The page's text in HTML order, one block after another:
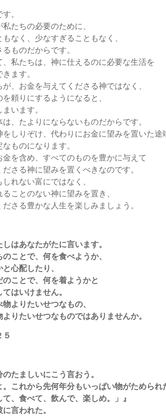
。
たちの必要のために、
なく、少なすぎることもなく、
ものだからです。
、私たちは、神に仕えるのに必要な生活を
ます。
が、お金を与えてくださる神ではなく、
頼りにするようになると、
います。
、たよりにならないものだからです。
しりぞけ、代わりにお金に望みを置いた途
ものになります。
金を含め、すべてのものを豊かに与えて
さる神に望みを置くべきなのです。
れない富にではなく、
ことのない神に望みを置き、
さる豊かな人生を楽しみましょう。
はあなたがたに言います。
ことで、何を食べようか、
心配したり、
のことで、何を着ようかと
はいけません。
よりたいせつなもの、
りたいせつなものではありませんか。
５
たましいにこう言おう。
。これから先何年分もいっぱい物がためられ
、食べて、飲んで、楽しめ。」』
言われた。